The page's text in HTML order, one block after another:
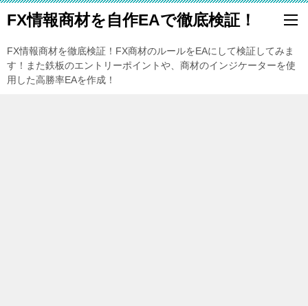
FX情報商材を自作EAで徹底検証！
FX情報商材を徹底検証！FX商材のルールをEAにして検証してみま
す！また鉄板のエントリーポイントや、商材のインジケーターを使
用した高勝率EAを作成！